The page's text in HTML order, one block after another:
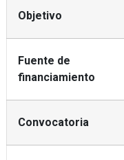
Objetivo
Fuente de
financiamiento
Convocatoria